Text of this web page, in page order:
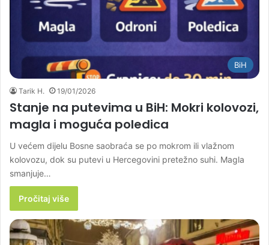
BiH
Tarik H. 19/01/2026
Stanje na putevima u BiH: Mokri kolovozi,
magla i moguća poledica
U većem dijelu Bosne saobraća se po mokrom ili vlažnom
kolovozu, dok su putevi u Hercegovini pretežno suhi. Magla
smanjuje…
Pročitaj više